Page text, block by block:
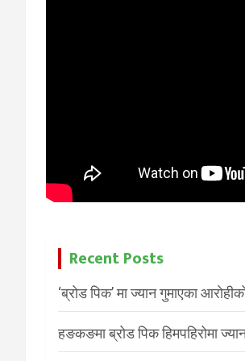
Recent Posts
‘ब्रोड पिक’ मा ज्यान गुमाएका
हङकङमा ब्रोड पिक हिमपहिरोमा